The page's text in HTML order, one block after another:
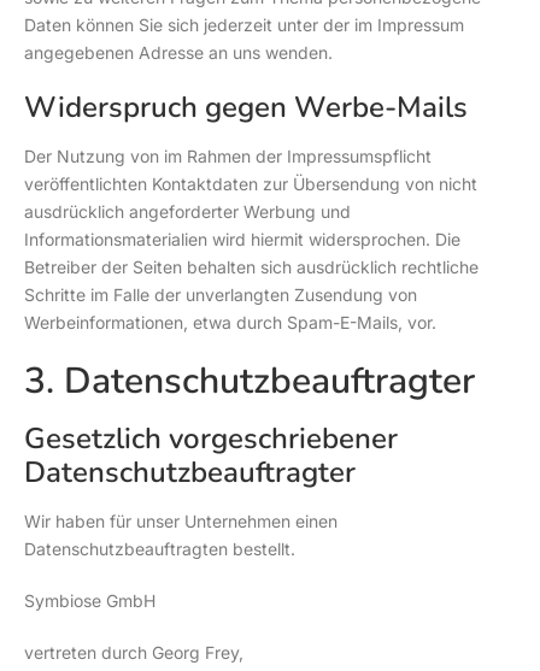
Daten können Sie sich jederzeit unter der im Impressum
angegebenen Adresse an uns wenden.
Widerspruch gegen Werbe-Mails
Der Nutzung von im Rahmen der Impressumspflicht
veröffentlichten Kontaktdaten zur Übersendung von nicht
ausdrücklich angeforderter Werbung und
Informationsmaterialien wird hiermit widersprochen. Die
Betreiber der Seiten behalten sich ausdrücklich rechtliche
Schritte im Falle der unverlangten Zusendung von
Werbeinformationen, etwa durch Spam-E-Mails, vor.
3. Datenschutzbeauftragter
Gesetzlich vorgeschriebener
Datenschutzbeauftragter
Wir haben für unser Unternehmen einen
Datenschutzbeauftragten bestellt.
Symbiose GmbH
vertreten durch Georg Frey,